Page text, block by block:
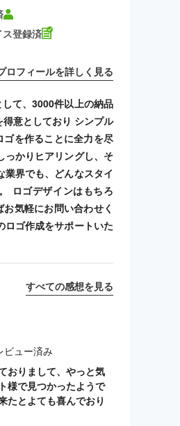
ス登録済
ロフィールを詳しく見る
て、3000件以上の納品
意としており シンプル
を作ることに全力を尽
っかりヒアリングし、そ
界でも、どんなスタイ
ロゴデザインはもちろ
気軽にお問い合わせく
ロゴ作成をサポートいた
すべての感想を見る
ュー済み
おりまして、やっと気
様で見つかったようで
たとよても喜んでおり